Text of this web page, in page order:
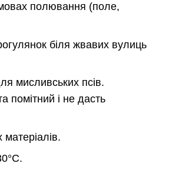
полювання (поле,
біля жвавих вулиць
мисливських псів.
помітний і не дасть